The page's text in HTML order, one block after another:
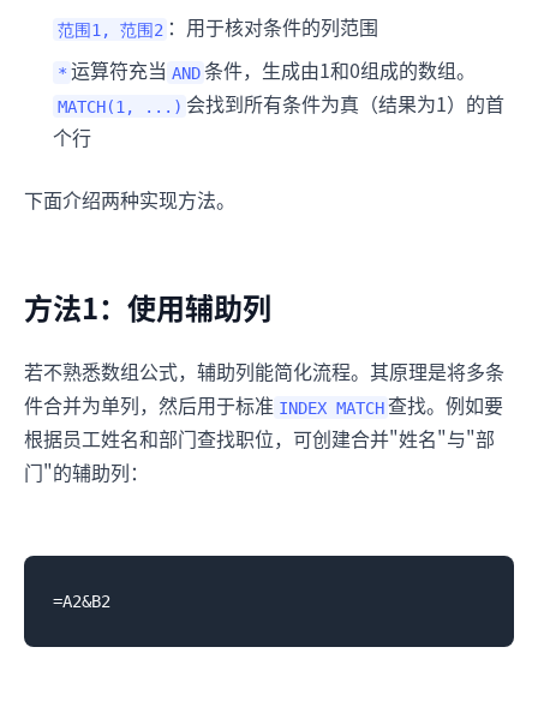
范围1, 范围2 ：用于核对条件的列范围
* 运算符充当 AND 条件，生成由1和0组成的数组。
MATCH(1, ...) 会找到所有条件为真（结果为1）的首
个行
下面介绍两种实现方法。
方法1：使用辅助列
若不熟悉数组公式，辅助列能简化流程。其原理是将多条
件合并为单列，然后用于标准 INDEX MATCH 查找。例如要
根据员工姓名和部门查找职位，可创建合并"姓名"与"部
门"的辅助列：